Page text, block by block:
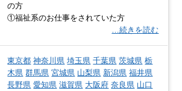
の方
①福祉系のお仕事をされていた方
…続きを読む
東京都 神奈川県 埼玉県 千葉県 茨城県 栃
木県 群馬県 宮城県 山梨県 新潟県 福井県
長野県 愛知県 滋賀県 大阪府 奈良県 山口